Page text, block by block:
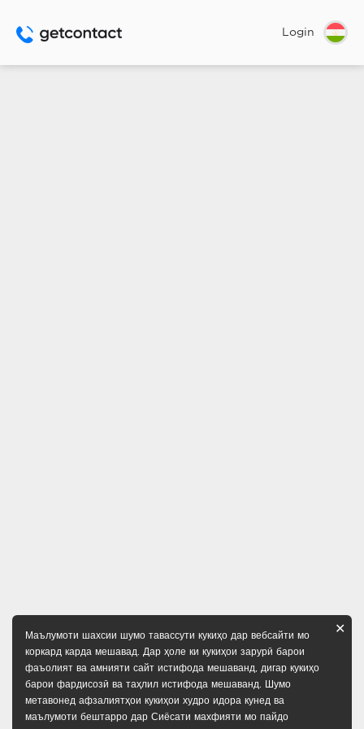
Login
Маълумоти шахсии шумо тавассути кукиҳо дар вебсайти мо
коркард карда мешавад. Дар ҳоле ки кукиҳои зарурӣ барои
фаъолият ва амнияти сайт истифода мешаванд, дигар кукиҳо
барои фардисозӣ ва таҳлил истифода мешаванд. Шумо
метавонед афзалиятҳои кукиҳои худро идора кунед ва
маълумоти бештарро дар Сиёсати махфияти мо пайдо
✕